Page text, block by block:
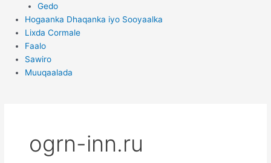
Gedo
Hogaanka Dhaqanka iyo Sooyaalka
Lixda Cormale
Faalo
Sawiro
Muuqaalada
ogrn-inn.ru